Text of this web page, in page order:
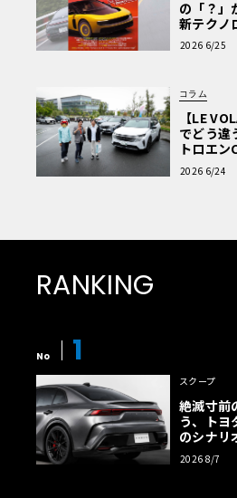
の「？」
新テクノ
車Q&A」
2026 6/25
コラム
【LE
でどう違
トロエン
読者一気
2026 6/24
RANKING
No 1
スクープ
絶滅寸前
う、トヨ
のシナリ
2026 8/7